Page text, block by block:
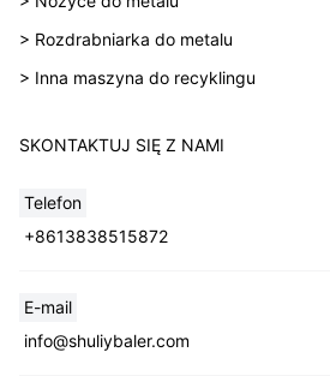
> Rozdrabniarka do metalu
> Inna maszyna do recyklingu
SKONTAKTUJ SIĘ Z NAMI
Telefon
+8613838515872
E-mail
info@shuliybaler.com